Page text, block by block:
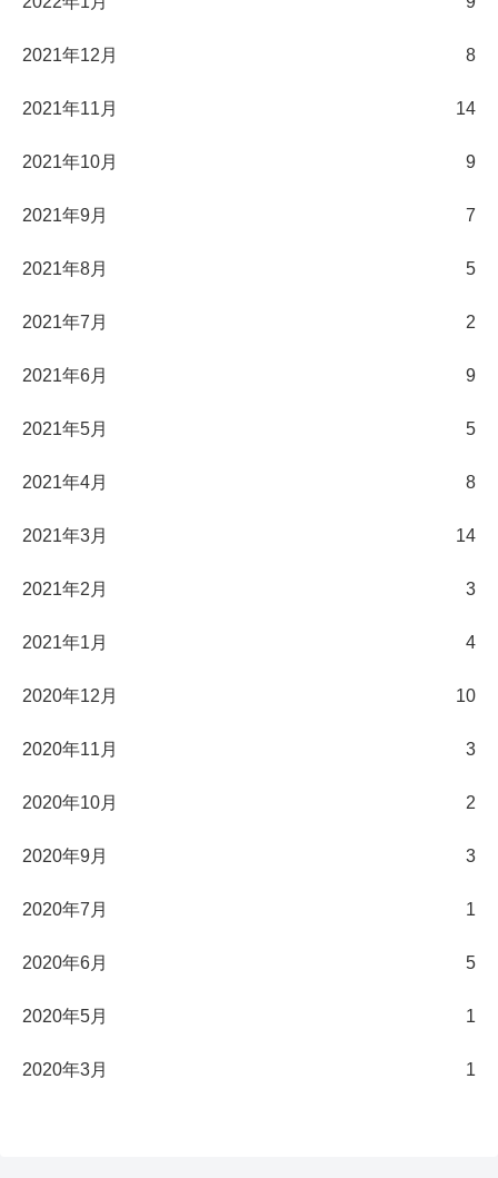
2021年12月 8
2021年11月 14
2021年10月 9
2021年9月 7
2021年8月 5
2021年7月 2
2021年6月 9
2021年5月 5
2021年4月 8
2021年3月 14
2021年2月 3
2021年1月 4
2020年12月 10
2020年11月 3
2020年10月 2
2020年9月 3
2020年7月 1
2020年6月 5
2020年5月 1
2020年3月 1